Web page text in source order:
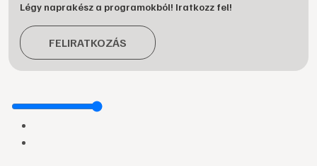
Légy naprakész a programokból! Iratkozz fel!
FELIRATKOZÁS